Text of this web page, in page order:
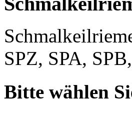
SPZ, SPA,
Bitte wählen